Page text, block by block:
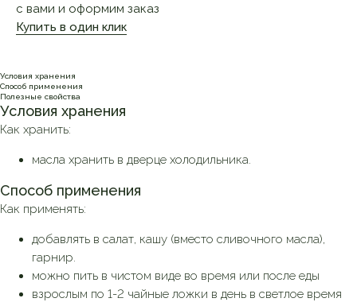
с вами и оформим заказ
Купить в один клик
Условия хранения
Способ применения
Полезные свойства
Условия хранения
Как хранить:
масла хранить в дверце холодильника.
Способ применения
Как применять:
добавлять в салат, кашу (вместо сливочного масла),
гарнир.
можно пить в чистом виде во время или после еды
взрослым по 1-2 чайные ложки в день в светлое время